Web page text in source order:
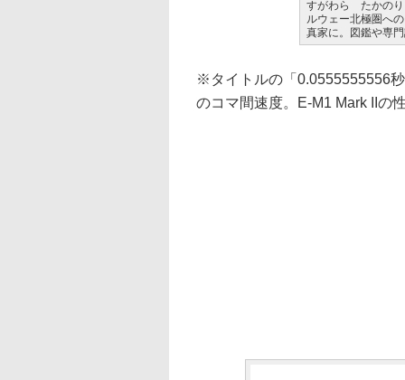
すがわら たかのり
ルウェー北極圏へ
真家に。図鑑や専
※タイトルの「0.0555555556
のコマ間速度。E-M1 Mark IIの